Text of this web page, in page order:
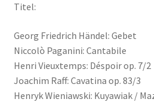
Titel:
Georg Friedrich Händel: Gebet
Niccolò Paganini: Cantabile
Henri Vieuxtemps: Déspoir op. 7/2
Joachim Raff: Cavatina op. 83/3
Henryk Wieniawski: Kuyawiak /